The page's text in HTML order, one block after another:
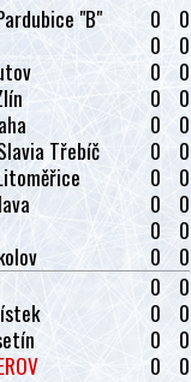
"B" 0
0
0
0
0
0
0
0
0
0
Třebíč 0
0
0
0
0
0
0
0
0
0
0
0
0
0
0
0
0 0